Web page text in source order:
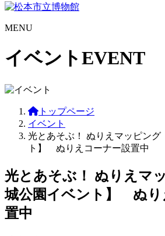
MENU
イベントEVENT
トップページ
イベント
光とあそぶ！ ぬりえマッピング
ト】 ぬりえコーナー設置中
光とあそぶ！ ぬりえマ
城公園イベント】 ぬり
置中